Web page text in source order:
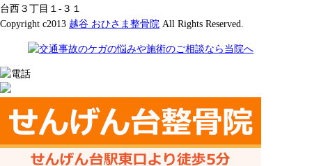
台西３丁目１-３１
Copyright c2013 越谷 おひさま整骨院 All Rights Reserved.